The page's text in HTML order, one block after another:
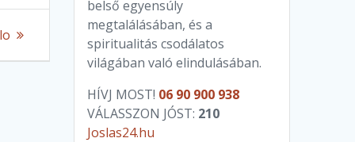
belső egyensúly
megtalálásában, és a
spiritualitás csodálatos
világában való elindulásában.
HÍVJ MOST! 06 90 900 938
VÁLASSZON JÓST: 210
Joslas24.hu